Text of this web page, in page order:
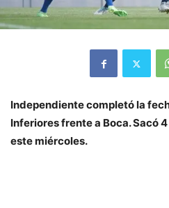
Independiente completó la
Inferiores frente a Boca. Sacó
este miércoles.